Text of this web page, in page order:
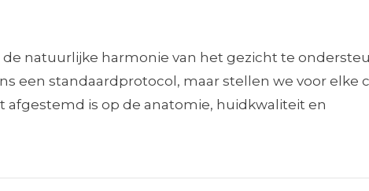
de natuurlijke harmonie van het gezicht te
een standaardprotocol, maar stellen we voor elke
is op de anatomie, huidkwaliteit en